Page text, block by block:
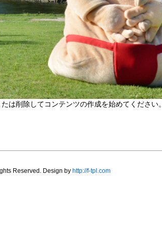
は削除してコンテンツの作成を始めてください。
Reserved. Design by http://f-tpl.com